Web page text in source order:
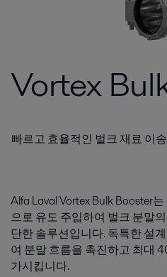
Vortex
빠르고 효율적인 벌크 재료 이송
Alfa Laval Vortex Bulk Booster
으로 유도 주입하여 벌크 분말
단한 솔루션입니다. 독특한 설
여 분말 흐름을 촉진하고 최대
가시킵니다.